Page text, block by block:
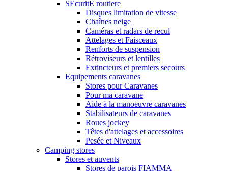
SÉcuritÉ routiere
Disques limitation de vitesse
Chaînes neige
Caméras et radars de recul
Attelages et Faisceaux
Renforts de suspension
Rétroviseurs et lentilles
Extincteurs et premiers secours
Equipements caravanes
Stores pour Caravanes
Pour ma caravane
Aide à la manoeuvre caravanes
Stabilisateurs de caravanes
Roues jockey
Têtes d'attelages et accessoires
Pesée et Niveaux
Camping stores
Stores et auvents
Stores de parois FIAMMA